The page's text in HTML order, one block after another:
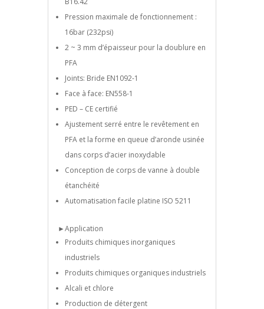
Pression maximale de fonctionnement :
16bar (232psi)
2 ~ 3 mm d’épaisseur pour la doublure en
PFA
Joints: Bride EN1092-1
Face à face: EN558-1
PED – CE certifié
Ajustement serré entre le revêtement en
PFA et la forme en queue d’aronde usinée
dans corps d’acier inoxydable
Conception de corps de vanne à double
étanchéité
Automatisation facile platine ISO 5211
►Application
Produits chimiques inorganiques
industriels
Produits chimiques organiques industriels
Alcali et chlore
Production de détergent